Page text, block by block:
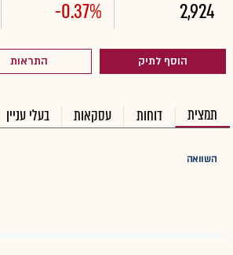
2,924
-0.37%
הוסף לתיק התראות
תמצית דוחות עסקאות בעלי עניין
השוואה